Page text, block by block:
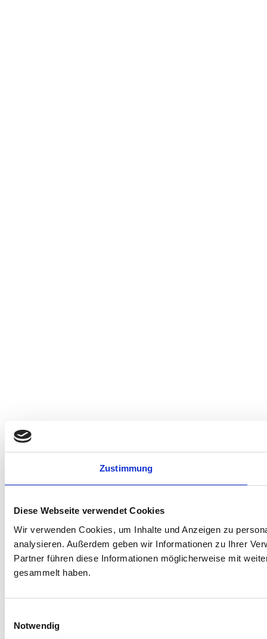
Zustimmung
Diese Webseite verwendet Cookies
Wir verwenden Cookies, um Inhalte und Anzeigen zu
analysieren. Außerdem geben wir Informationen zu Ihrer
Partner führen diese Informationen möglicherweise mit
gesammelt haben.
Notwendig